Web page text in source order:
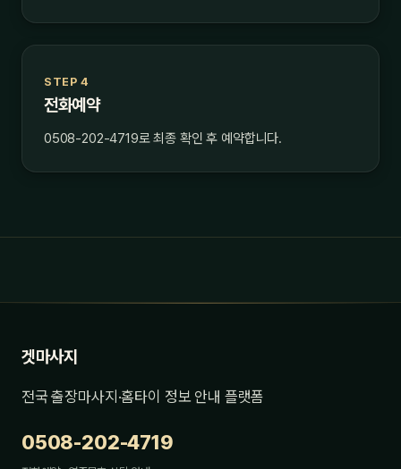
STEP 4
전화예약
0508-202-4719로 최종 확인 후 예약합니다.
겟마사지
전국 출장마사지·홈타이 정보 안내 플랫폼
0508-202-4719